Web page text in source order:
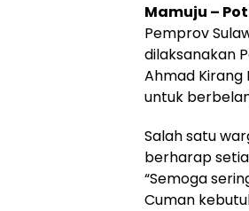
Mamuju –
Pemprov
dilaksanakan
Ahmad Kirang
untuk
Salah satu
berharap
“Semoga
Cuman